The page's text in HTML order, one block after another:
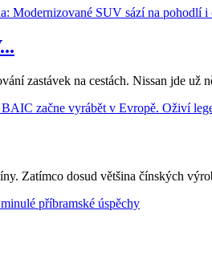
zastávek na cestách. Nissan jde
Zatímco dosud většina čínských